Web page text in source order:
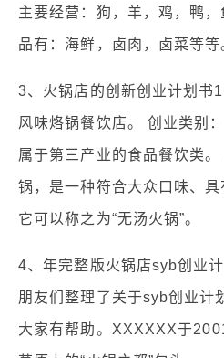
主要经营：狗，羊，鸡，鸭
品有：海鲜，卤肉，卤菜等等
3、火锅店的创新创业计划书
风味烙锅餐饮店。 创业类别
属于第三产业的食品餐饮类
锅，是一种符合大众口味、具
它可以称之为“无汤火锅”。
4、年完整版火锅店syb创业
朋友们整理了关于syb创业计
大家有帮助。XXXXXX于